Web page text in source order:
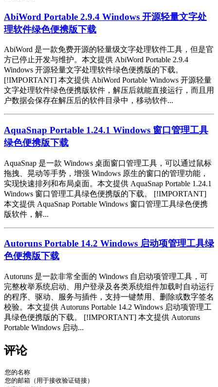
AbiWord Portable 2.9.4 Windows 开源轻量文字处
理软件绿色便携版下载
AbiWord 是一款免费开源的轻量级文字处理软件工具，但是官
方已停止开发与维护。本文提供 AbiWord Portable 2.9.4
Windows 开源轻量文字处理软件绿色便携版的下载。
[!IMPORTANT] 本文提供 AbiWord Portable Windows 开源轻量
文字处理软件绿色便携版软件，解压后就能直接运行，而且用
户数据会保存在解压后的软件目录中，移动软件...
AquaSnap Portable 1.24.1 Windows 窗口管理工具
绿色便携版下载
AquaSnap 是一款 Windows 桌面窗口管理工具，可以通过鼠标
拖拽、晃动等手势，增强 Windows 原生的窗口的管理功能，
实现快速排列和布局桌面。本文提供 AquaSnap Portable 1.24.1
Windows 窗口管理工具绿色便携版的下载。 [!IMPORTANT]
本文提供 AquaSnap Portable Windows 窗口管理工具绿色便携
版软件，解...
Autoruns Portable 14.2 Windows 启动项管理工具绿
色便携版下载
Autoruns 是一款非常全面的 Windows 自启动项管理工具，可
完整枚举系统启动、用户登录及各类系统组件加载时自动运行
的程序、驱动、服务与插件，支持一键禁用、删除或数字签名
校验。本文提供 Autoruns Portable 14.2 Windows 启动项管理工
具绿色便携版的下载。 [!IMPORTANT] 本文提供 Autoruns
Portable Windows 启动...
评论